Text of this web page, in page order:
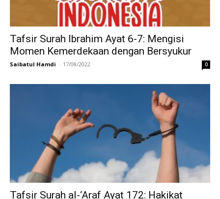
Tafsir Surah Ibrahim Ayat 6-7: Mengisi
Momen Kemerdekaan dengan Bersyukur
Saibatul Hamdi - 17/08/2022 0
Tafsir Surah al-‘Araf Ayat 172: Hakikat